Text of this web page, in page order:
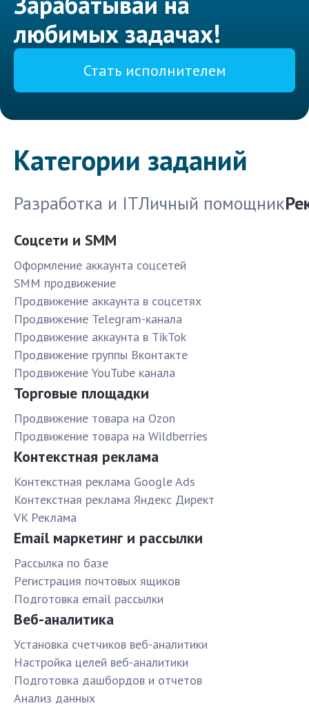
любимых задачах!
Стать исполнителем
Категории заданий
Разработка и ITЛичный помощник
Соцсети и SMM
Оформление аккаунта соцсетей
SMM продвижение
Продвижение аккаунта в соцсетях
Продвижение Telegram-канала
Продвижение аккаунта в TikTok
Продвижение группы Вконтакте
Продвижение YouTube канала
Торговые площадки
Продвижение товара на Ozon
Продвижение товара на Wildberries
Контекстная реклама
Контекстная реклама Google Ads
Контекстная реклама Яндекс Директ
VK Реклама
Email маркетинг и рассылки
Рассылка по базе
Pегистрация почтовых ящиков
Подготовка email рассылки
Веб-аналитика
Установка счетчиков веб-аналитики
Настройка целей веб-аналитики
Подготовка дашбордов и отчетов
Анализ данных